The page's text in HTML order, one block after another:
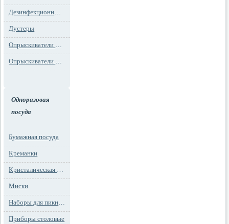
Дезинфекционные установки
Дустеры
Опрыскиватели моторные
Опрыскиватели ранцевые
Одноразовая
посуда
Бумажная посуда
Креманки
Кристалическая посуда
Миски
Наборы для пикника
Приборы столовые